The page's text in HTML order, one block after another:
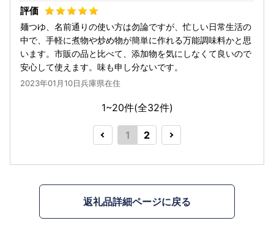
麺つゆ、名前通りの使い方は勿論ですが、忙しい日常生活の
中で、手軽に煮物や炒め物が簡単に作れる万能調味料かと思
います。市販の品と比べて、添加物を気にしなくて良いので
安心して使えます。味も申し分ないです。
2023年01月10日兵庫県在住
1~20件(全32件)
1 2
返礼品詳細ページに戻る